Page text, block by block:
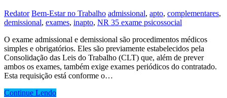
Redator Bem-Estar no Trabalho admissional, apto, complementares,
demissional, exames, inapto, NR 35 exame psicossocial
O exame admissional e demissional são procedimentos médicos
simples e obrigatórios. Eles são previamente estabelecidos pela
Consolidação das Leis do Trabalho (CLT) que, além de prever
ambos os exames, também exige exames periódicos do contratado.
Esta requisição está conforme o…
Continue Lendo